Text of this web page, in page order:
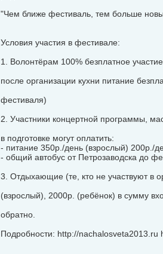
"Чем ближе фестиваль, тем больше
Условия участия в фестивале:
1. Волонтёрам 100% безплатное
после организации кухни питание
фестиваля)
2. Участники концертной программы,
в подготовке могут оплатить:
- питание 350р./день (взрослый) 200р./
- общий автобус от Петрозаводска до
3. Отдыхающие (те, кто не участвуют в
(взрослый), 2000р. (ребёнок) в сумму
обратно.
Подробности: http://nachalosveta2013.ru